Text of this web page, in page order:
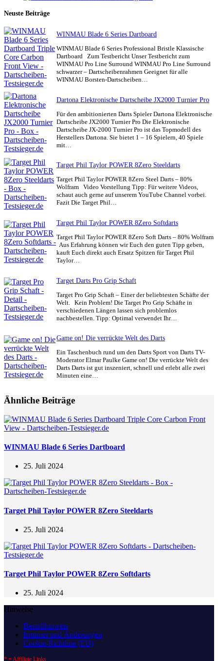
Neuste Beiträge
WINMAU Blade 6 Series Dartboard
WINMAU Blade 6 Series Professional Bristle Klassische
Dartboard Zum Testbericht Unser Testbericht zum
WINMAU Pro Line Surround WINMAU Pro Line Surround
schwarzer – Dartscheibenrahmen Geeignet für alle
WINMAU Borsten-Dartscheiben…
Dartona Elektronische Dartscheibe JX2000 Turnier Pro
Für den ambitionierten Darts Spieler Dartona Elektronische
Dartscheibe JX2000 Turnier Pro Die Elektronische
Dartscheibe JX-2000 Turnier Pro ist das Topmodell des
Herstellers Dartona. Sie bietet 1 – 16 Spielern, 40 Spiele
mit…
Target Phil Taylor POWER 8Zero Steeldarts
Target Phil Taylor POWER 8Zero Steel Darts – 80%
Wolfram Video Vorstellung Tipp: Für weitere Videos,
schaut auch gerne auf unserem YouTube Channel vorbei.
Fazit Die Target Phil…
Target Phil Taylor POWER 8Zero Softdarts
Target Phil Taylor POWER 8Zero Soft Darts – 80% Wolfram
Aus Erfahrung können wir Euch den guten Tipp geben,
kauft Euch direkt auch Ersatz Spitzen für Target Phil
Taylor…
Target Darts Pro Grip Schaft
Target Pro Grip Schaft – Einer der beliebtesten Schäfte der
Welt. Kein Problem! Die Target Pro Grip Schäfte in
verschiedenen Längen lassen sich problemlos
nachbestellen. Tipp: Optimal verwendet Ihr…
Game on! Die verrückte Welt des Darts
Ein Taschenbuch rund um den Darts Sport von Darts TV-
Moderator Elmar Paulke Game on! Die verrückte Welt des
Darts Darts ist gut inszeniert, schnell und erlebt alle zwei
Minuten eine…
Ähnliche Beiträge
WINMAU Blade 6 Series Dartboard
25. Juli 2024
Target Phil Taylor POWER 8Zero Steeldarts
25. Juli 2024
Target Phil Taylor POWER 8Zero Softdarts
25. Juli 2024
Hinweise
Bestellhinweis
Irrtümer und Änderungen
Cookie-Richtline (EU)
* = Affiliate Links